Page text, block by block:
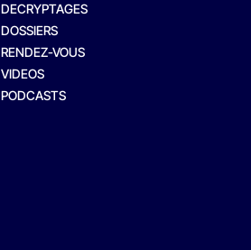
DECRYPTAGES
DOSSIERS
RENDEZ-VOUS
VIDEOS
PODCASTS